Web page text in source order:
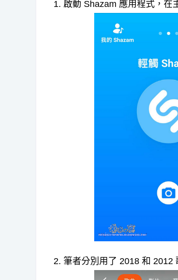
1. 啟動 Shazam 應用程式，在
2. 筆者分別用了 2018 和 2012